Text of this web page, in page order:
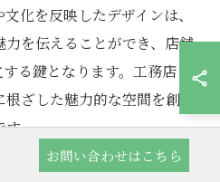
化を反映したデザインは、
を伝えることができ、店舗
る鍵となります。工務店と
ざした魅力的な空間を創造
す。
お問い合わせはこちら